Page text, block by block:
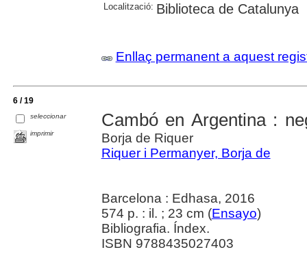
Localització: Biblioteca de Catalunya
Enllaç permanent a aquest
6 / 19
seleccionar
imprimir
Cambó en Argentina :
Borja de Riquer
Riquer i Permanyer, Borja de
Barcelona : Edhasa, 2016
574 p. : il. ; 23 cm (Ensayo)
Bibliografia. Índex.
ISBN 9788435027403